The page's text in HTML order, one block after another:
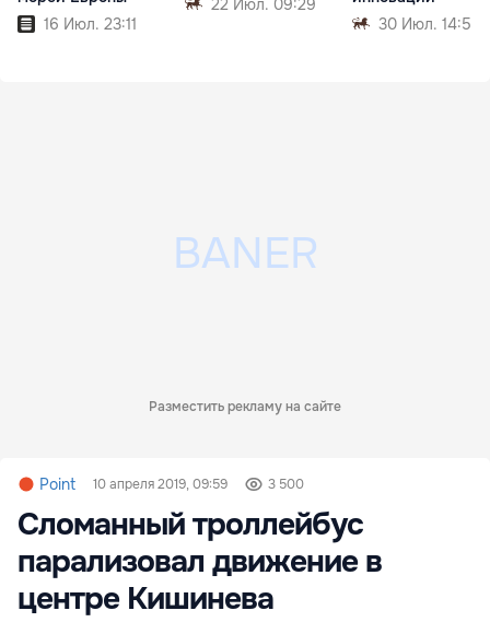
16 Июл. 23:11
22 Июл. 09:29
30 Июл. 14:55
Разместить рекламу на сайте
Point 10 апреля 2019, 09:59 3 500
Сломанный троллейбус
парализовал движение в
центре Кишинева